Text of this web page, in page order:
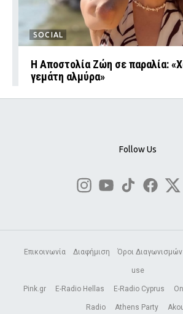
SOCIAL
Η Αποστολία Ζώη σε παραλία:
γεμάτη αλμύρα»
Follow Us
Επικοινωνία Διαφήμιση Όροι Διαγωνισμών
use
Pink.gr E-Radio Hellas E-Radio Cyprus
Radio Athens Party